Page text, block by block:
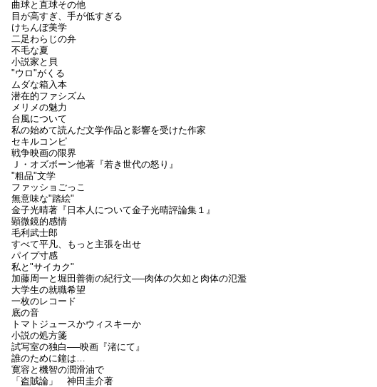
曲球と直球その他
目が高すぎ、手が低すぎる
けちんぼ美学
二足わらじの弁
不毛な夏
小説家と貝
"ウロ"がくる
ムダな箱入本
潜在的ファシズム
メリメの魅力
台風について
私の始めて読んだ文学作品と影響を受けた作家
セキルコンピ
戦争映画の限界
Ｊ・オズボーン他著『若き世代の怒り』
"粗品"文学
ファッショごっこ
無意味な"踏絵"
金子光晴著『日本人について金子光晴評論集１』
顕微鏡的感情
毛利武士郎
すべて平凡、もっと主張を出せ
パイプ寸感
私と"サイカク"
加藤周一と堀田善衛の紀行文──肉体の欠如と肉体の氾濫
大学生の就職希望
一枚のレコード
底の音
トマトジュースかウィスキーか
小説の処方箋
試写室の独白──映画『渚にて』
誰のために鐘は…
寛容と機智の潤滑油で
「盗賊論」 神田圭介著